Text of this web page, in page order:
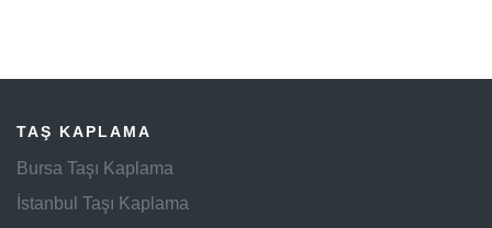
TAŞ KAPLAMA
Bursa Taşı Kaplama
İstanbul Taşı Kaplama